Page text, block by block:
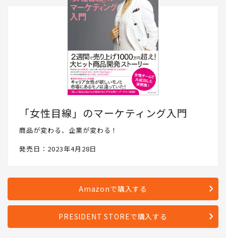
「女性目線」のマーケティング入門
商品が変わる、企業が変わる！
発売日：2023年4月28日
Amazonで購入する
PRESIDENT STOREで購入する